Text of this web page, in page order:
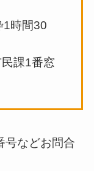
1時間30
課1番窓
号などお問合